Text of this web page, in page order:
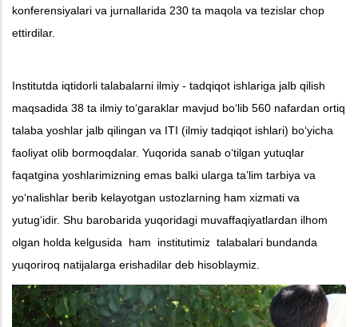
konferensiyalari va jurnallarida 230 ta maqola va tezislar chop
ettirdilar.
Institutda iqtidorli talabalarni ilmiy - tadqiqot ishlariga jalb qilish
maqsadida 38 ta ilmiy to‘garaklar mavjud bo‘lib 560 nafardan ortiq
talaba yoshlar jalb qilingan va ITI (ilmiy tadqiqot ishlari) bo‘yicha
faoliyat olib bormoqdalar. Yuqorida sanab o‘tilgan yutuqlar
faqatgina yoshlarimizning emas balki ularga ta’lim tarbiya va
yo‘nalishlar berib kelayotgan ustozlarning ham xizmati va
yutug‘idir. Shu barobarida yuqoridagi muvaffaqiyatlardan ilhom
olgan holda kelgusida ham institutimiz talabalari bundanda
yuqoriroq natijalarga erishadilar deb hisoblaymiz.